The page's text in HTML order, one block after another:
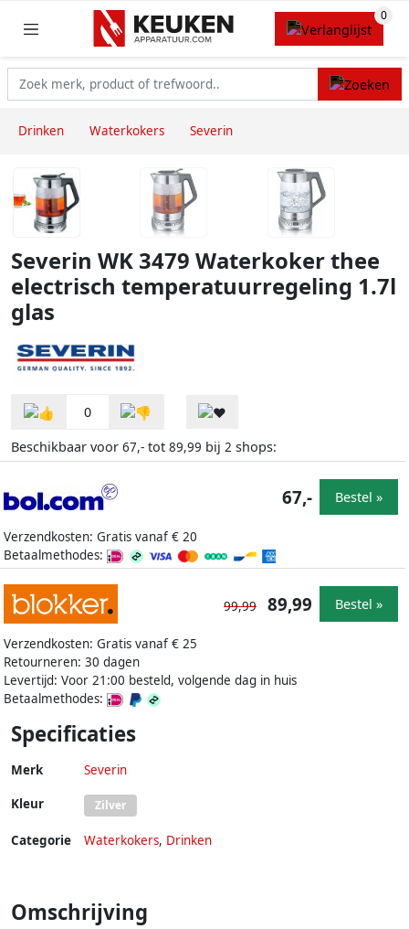
Drinken Waterkokers Severin
Severin WK 3479 Waterkoker thee
electrisch temperatuurregeling 1.7l
glas
0
Beschikbaar voor 67,- tot 89,99 bij 2 shops:
Verzendkosten: Gratis vanaf € 20
Betaalmethodes:
67,- Bestel »
Verzendkosten: Gratis vanaf € 25
Retourneren: 30 dagen
Levertijd: Voor 21:00 besteld, volgende dag in huis
Betaalmethodes:
99,99 89,99 Bestel »
Specificaties
Merk Severin
Kleur Zilver
Categorie Waterkokers, Drinken
Omschrijving